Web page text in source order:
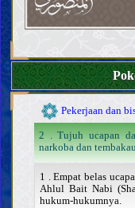
mencegah yang
Perwalian,
Hajr (melarang
Pekerjaan dan
2 . Tujuh ucapan
narkoba dan
1 . Empat belas
Ahlul Bait Nabi
hukum-hukumnya.